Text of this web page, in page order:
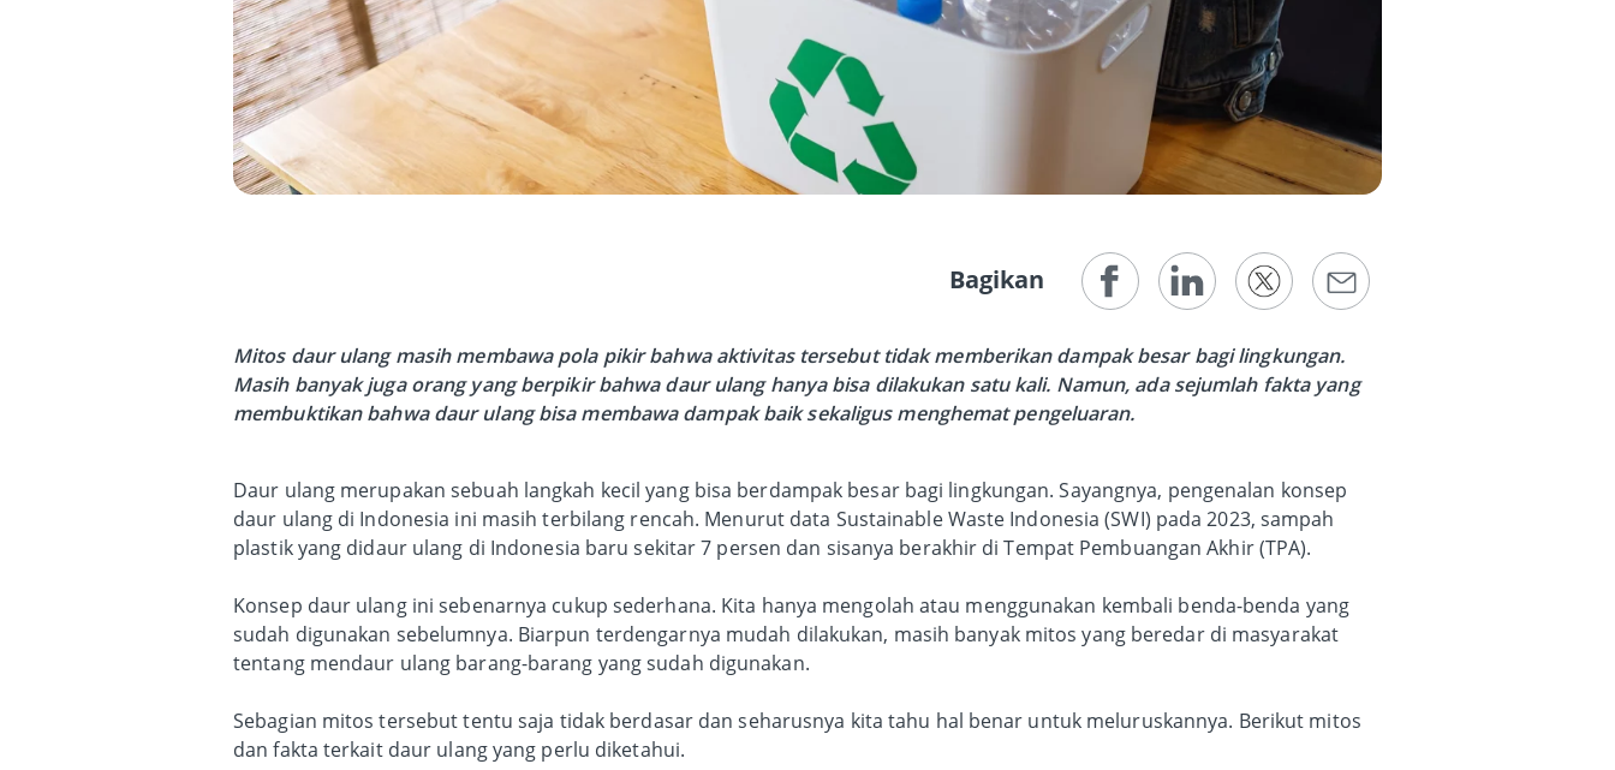
Bagikan
Mitos daur ulang masih membawa pola pikir bahwa aktivitas tersebut tidak memberikan dampak besar bagi lingkungan.
Masih banyak juga orang yang berpikir bahwa daur ulang hanya bisa dilakukan satu kali. Namun, ada sejumlah fakta yang
membuktikan bahwa daur ulang bisa membawa dampak baik sekaligus menghemat pengeluaran.
Daur ulang merupakan sebuah langkah kecil yang bisa berdampak besar bagi lingkungan. Sayangnya, pengenalan konsep
daur ulang di Indonesia ini masih terbilang rencah. Menurut data Sustainable Waste Indonesia (SWI) pada 2023, sampah
plastik yang didaur ulang di Indonesia baru sekitar 7 persen dan sisanya berakhir di Tempat Pembuangan Akhir (TPA).
Konsep daur ulang ini sebenarnya cukup sederhana. Kita hanya mengolah atau menggunakan kembali benda-benda yang
sudah digunakan sebelumnya. Biarpun terdengarnya mudah dilakukan, masih banyak mitos yang beredar di masyarakat
tentang mendaur ulang barang-barang yang sudah digunakan.
Sebagian mitos tersebut tentu saja tidak berdasar dan seharusnya kita tahu hal benar untuk meluruskannya. Berikut mitos
dan fakta terkait daur ulang yang perlu diketahui.